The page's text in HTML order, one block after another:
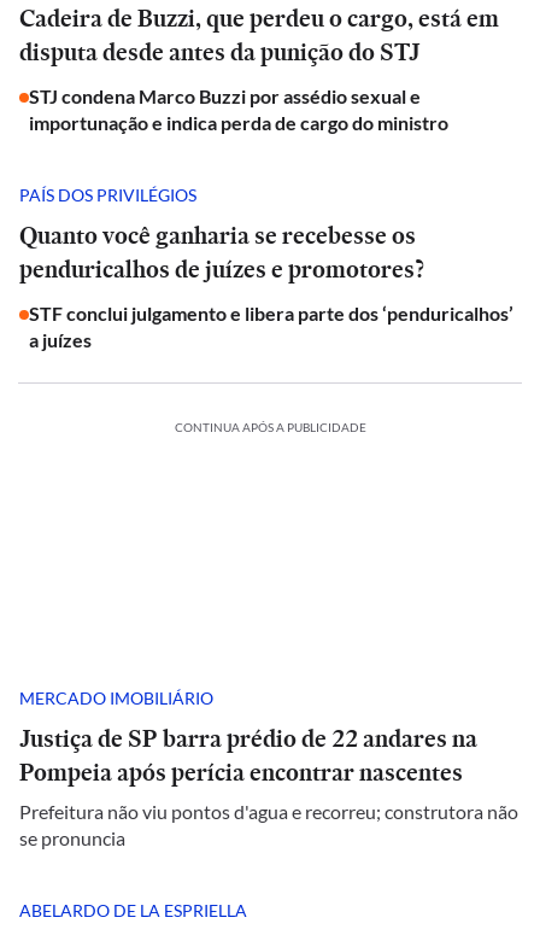
Cadeira de Buzzi, que perdeu o cargo, está em
disputa desde antes da punição do STJ
STJ condena Marco Buzzi por assédio sexual e
importunação e indica perda de cargo do ministro
PAÍS DOS PRIVILÉGIOS
Quanto você ganharia se recebesse os
penduricalhos de juízes e promotores?
STF conclui julgamento e libera parte dos ‘penduricalhos’
a juízes
CONTINUA APÓS A PUBLICIDADE
MERCADO IMOBILIÁRIO
Justiça de SP barra prédio de 22 andares na
Pompeia após perícia encontrar nascentes
Prefeitura não viu pontos d'agua e recorreu; construtora não
se pronuncia
ABELARDO DE LA ESPRIELLA